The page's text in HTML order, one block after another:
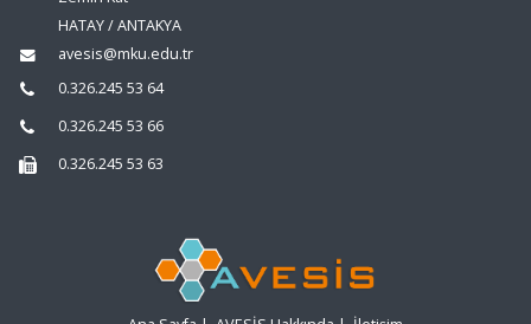
HATAY / ANTAKYA
avesis@mku.edu.tr
0.326.245 53 64
0.326.245 53 66
0.326.245 53 63